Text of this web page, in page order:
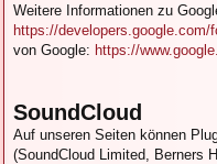
Weitere Informationen zu
https://developers.google.com/
von Google: https://
SoundCloud
Auf unseren Seiten können
(SoundCloud Limited, Berners